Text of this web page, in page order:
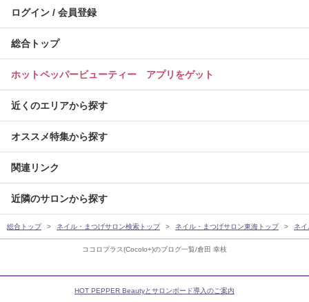
ココロプラス(Cocolo+)のブログ一覧/倉田 幸枝
ログイン / 会員登録
総合トップ
ホットペッパービューティー アプリをゲット
近くのエリアから探す
オススメ特集から探す
関連リンク
近隣のサロンから探す
総合トップ ネイル・まつげサロン検索トップ ネイル・まつげサロン東海トップ ネ
HOT PEPPER Beautyとサロンボード導入のご案内